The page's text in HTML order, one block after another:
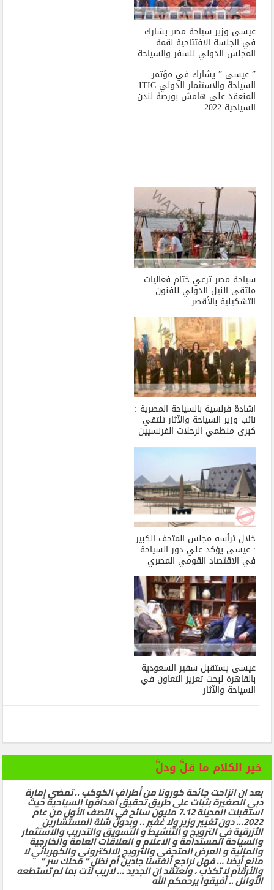
عيسى وزير سياحة مصر يشارك
في الجلسة الافتتاحية لقمة
المجلس الدولي للسفر والسياحة
” عيسى ” يشارك في مؤتمر
السياحة والاستثمار الدولي ITIC
المنعقد على هامش بورصة لندن
السياحية 2022
سياحة مصر ترعي ختام فعاليات
ملتقى النيل الدولي للفنون
التشكيلية بالأقصر
اشادة فرنسية بالسياحة المصرية :
نائب وزير السياحة والآثار تلتقي
كبرى منظمي الرحلات الفرنسيين
خلال ترأسه مجلس المتحف الكبير
: عيسى يؤكد علي دور السياحة
في الاقتصاد القومي المصري
عيسى يستقبل سفير السعودية
بالقاهرة لبحث تعزيز التعاون في
السياحة والآثار
خير الكلام ما قلَّ ودلَّ
بعد ان انزاحت جائحة كورونا من أطراف الكوكب .. تمضي إمارة
دبي الصغيرة بثبات على طريق تحقيق أهدافها السياحية حيث
استقبلت المدينة 7.12 مليون سائح في النصف الأول من عام
2022… دون تغيير وزير ولا غفير .. وبدون شلة المستشارين
الأزرقية في الترويج و التنشيط و التسويق والتدريب والاستثمار
والسياحة المستدامة و الاعلام و العلاقات العامة والخارجية
والمالية و العرض المتحفي والترويج الالكتروني والكهربائي لا
مانع أيضا … فهل نراجع أنفسنا جادين أم نظل ” محلك سر ”
والأرقام لا تكذب ، ونعتقد ان الجديد … لاريب لآت بما لم تستطعه
الأوائل .. أفيقوا يرحمكم الله